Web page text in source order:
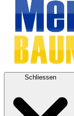
Schliessen